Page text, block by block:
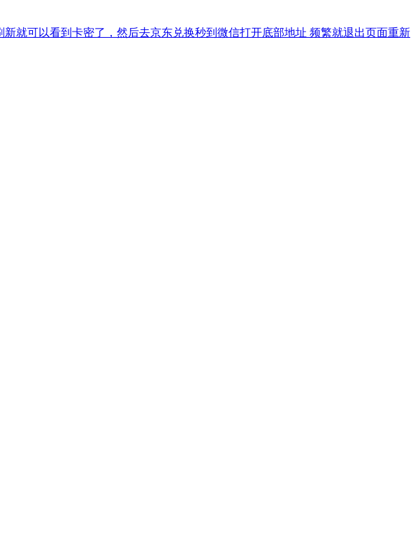
就可以看到卡密了，然后去京东兑换秒到微信打开底部地址 频繁就退出页面重新